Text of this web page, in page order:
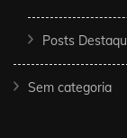
Posts
Sem categoria